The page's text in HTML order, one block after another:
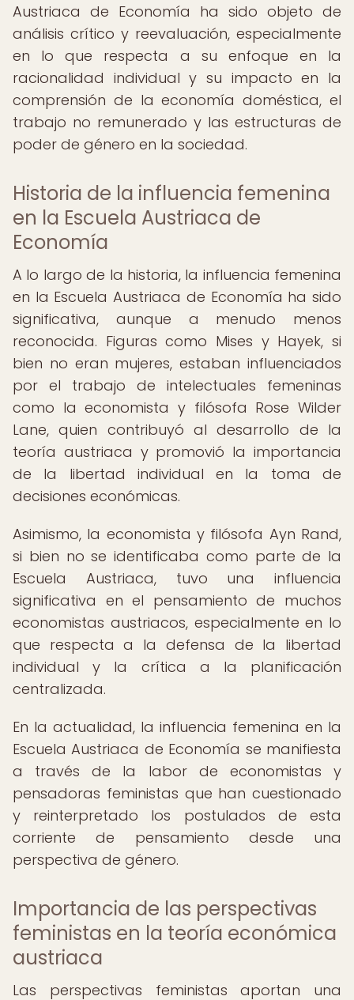
Austriaca de Economía ha sido objeto de
análisis crítico y reevaluación, especialmente
en lo que respecta a su enfoque en la
racionalidad individual y su impacto en la
comprensión de la economía doméstica, el
trabajo no remunerado y las estructuras de
poder de género en la sociedad.
Historia de la influencia femenina
en la Escuela Austriaca de
Economía
A lo largo de la historia, la influencia femenina
en la Escuela Austriaca de Economía ha sido
significativa, aunque a menudo menos
reconocida. Figuras como Mises y Hayek, si
bien no eran mujeres, estaban influenciados
por el trabajo de intelectuales femeninas
como la economista y filósofa Rose Wilder
Lane, quien contribuyó al desarrollo de la
teoría austriaca y promovió la importancia
de la libertad individual en la toma de
decisiones económicas.
Asimismo, la economista y filósofa Ayn Rand,
si bien no se identificaba como parte de la
Escuela Austriaca, tuvo una influencia
significativa en el pensamiento de muchos
economistas austriacos, especialmente en lo
que respecta a la defensa de la libertad
individual y la crítica a la planificación
centralizada.
En la actualidad, la influencia femenina en la
Escuela Austriaca de Economía se manifiesta
a través de la labor de economistas y
pensadoras feministas que han cuestionado
y reinterpretado los postulados de esta
corriente de pensamiento desde una
perspectiva de género.
Importancia de las perspectivas
feministas en la teoría económica
austriaca
Las perspectivas feministas aportan una